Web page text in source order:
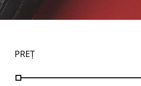
PREȚ